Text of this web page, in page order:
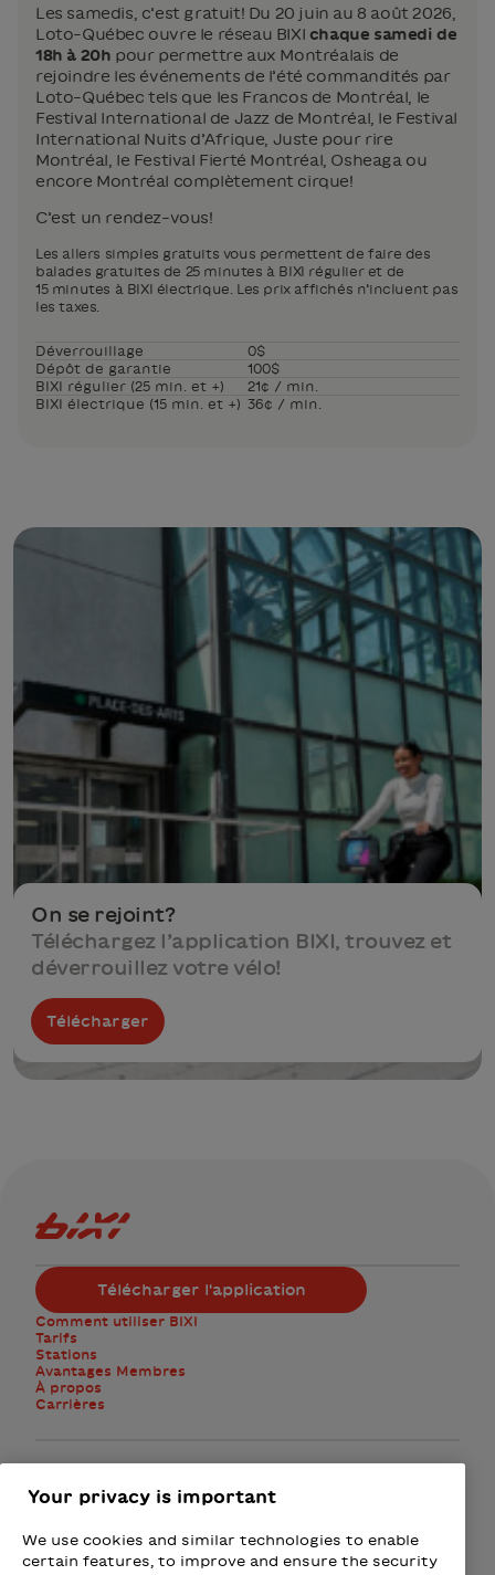
Les samedis, c’est gratuit! Du 20 juin au 8 août 2026,
Loto-Québec ouvre le réseau BIXI chaque samedi de
18h à 20h pour permettre aux Montréalais de
rejoindre les événements de l’été commandités par
Loto-Québec tels que les Francos de Montréal, le
Festival International de Jazz de Montréal, le Festival
International Nuits d’Afrique, Juste pour rire
Montréal, le Festival Fierté Montréal, Osheaga ou
encore Montréal complètement cirque!
C’est un rendez-vous!
Les allers simples gratuits vous permettent de faire des
balades gratuites de 25 minutes à BIXI régulier et de
15 minutes à BIXI électrique. Les prix affichés n’incluent pas
les taxes.
Déverrouillage
0$
Dépôt de garantie
100$
BIXI régulier (25 min. et +)
21¢ / min.
BIXI électrique (15 min. et +)
36¢ / min.
On se rejoint?
Téléchargez l’application BIXI, trouvez et
déverrouillez votre vélo!
Télécharger
Comment utiliser BIXI
Tarifs
Stations
Avantages Membres
À propos
Carrières
Logo Bixi Montréal
Télécharger l'application
M'abonner à l'infolettre
Your privacy is important
We use cookies and similar technologies to enable
certain features, to improve and ensure the security